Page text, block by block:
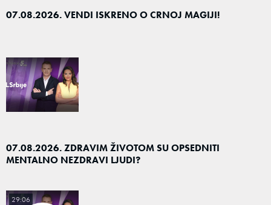
07.08.2026. VENDI ISKRENO O CRNOJ MAGIJI!
07.08.2026. ZDRAVIM ŽIVOTOM SU OPSEDNITI
MENTALNO NEZDRAVI LJUDI?
29:06